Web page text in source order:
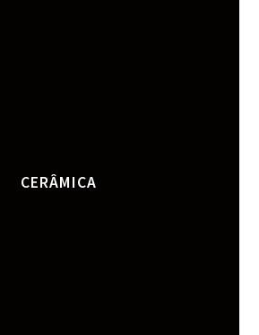
CERÂMICA